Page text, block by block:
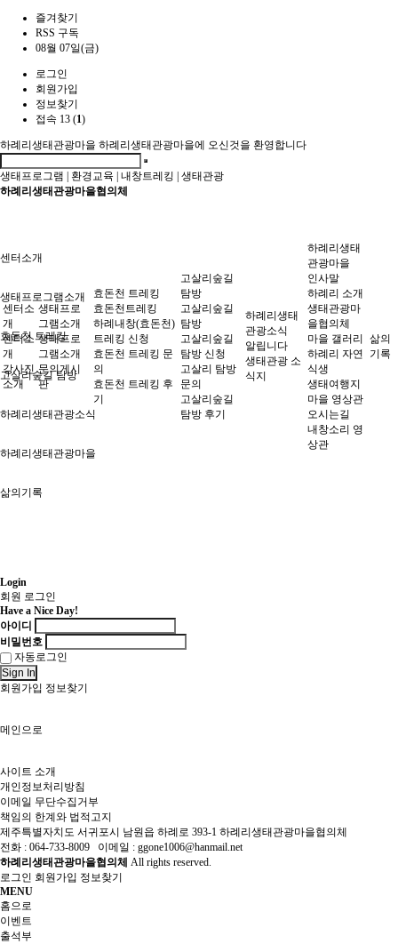
즐겨찾기
RSS 구독
08월 07일(금)
로그인
회원가입
정보찾기
접속 13 (1)
하례리생태관광마을 하례리생태관광마을에 오신것을 환영합니다
생태프로그램 환경교육 내창트레킹
생태관광
하례리생태관광마을협의체
센터소개
생태프로그램소개
효돈천 트레킹
고살리숲길 탐방
하례리생태관광소식
하례리생태관광마을
삶의기록
센터소
개
센터소
개
강사진
소개
생태프로
그램소개
생태프로
그램소개
문의게시
판
효돈천 트레킹
효돈천트레킹
하례내창(효돈천)
트레킹 신청
효돈천 트레킹 문
의
효돈천 트레킹 후
기
고살리숲길
탐방
고살리숲길
탐방
고살리숲길
탐방 신청
고살리 탐방
문의
고살리숲길
탐방 후기
하례리생태
관광소식
알립니다
생태관광 소
식지
하례리생태
관광마을
인사말
하례리 소개
생태관광마
을협의체
마을 갤러리
하례리 자연
식생
생태여행지
마을 영상관
오시는길
내창소리 영
상관
삶의
기록
Login
회원 로그인
Have a Nice Day!
아이디
비밀번호
자동로그인
Sign In
회원가입 정보찾기
메인으로
사이트 소개
개인정보처리방침
이메일 무단수집거부
책임의 한계와 법적고지
제주특별자치도 서귀포시 남원읍 하례로 393-1 하례리생태관광마을협의체
전화 : 064-733-8009 이메일 : ggone1006@hanmail.net
하례리생태관광마을협의체 All rights reserved.
로그인 회원가입 정보찾기
MENU
홈으로
이벤트
출석부